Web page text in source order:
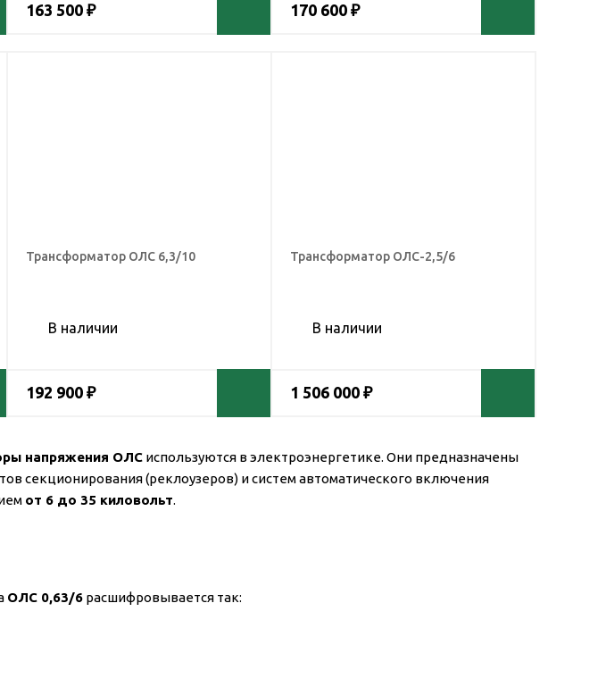
163 500 ₽ 170 600 ₽
Трансформатор ОЛС 6,3/10
В наличии
192 900 ₽
Трансформатор ОЛС-2,5/6
В наличии
1 506 000 ₽
напряжения ОЛС используются в электроэнергетике. Они предназначены
секционирования (реклоузеров) и систем автоматического включения
от 6 до 35 киловольт.
ОЛС 0,63/6 расшифровывается так: